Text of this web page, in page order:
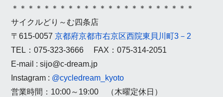
＊＊＊＊＊＊＊＊＊＊＊＊＊＊＊＊＊＊＊＊＊＊＊
サイクルどり～む四条店
〒615-0057京都府京都市右京区西院東貝川町3－2
TEL：075-323-3666 FAX：075-314-2051
E-mail : sijo@c-dream.jp
Instagram : @cycledream_kyoto
営業時間：10:00～19:00 （木曜定休日）